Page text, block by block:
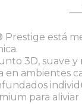
Prestige está
3D, suave
en ambientes
para